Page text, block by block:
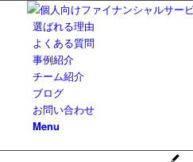
選ばれる理由
よくある質問
事例紹介
チーム紹介
ブログ
お問い合わせ
Menu